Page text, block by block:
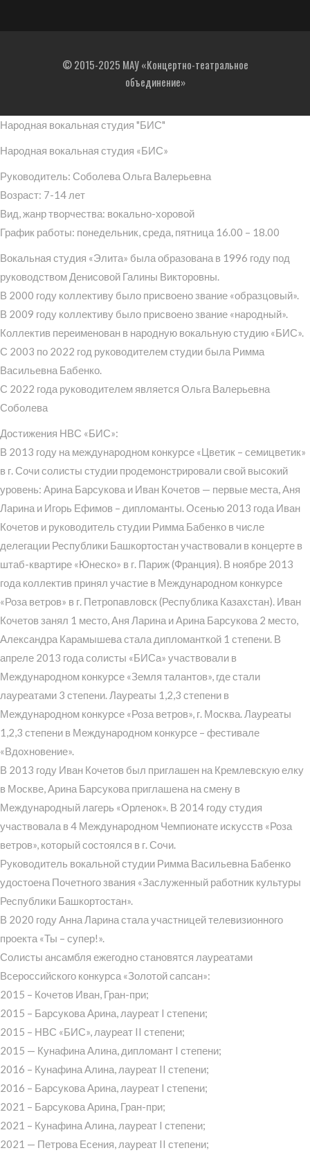
© 2015-2025 МАУ «Концертно-театральное
объединение»
Народная вокальная студия "БИС"
Народная вокальная студия «БИС»
Руководитель: Соболева Ольга Валерьевна
Возраст: 7-14 лет
Вид, жанр творчества: вокально-хоровой
График работы: понедельник, среда, пятница 16.00 – 18.00
Вокальная студия «Элита» была образована в 1996 году под
руководством Денисовой Галины Викторовны.
В 2000 году коллективу было присвоено звание «образцовый».
В 2009 году коллективу было присвоено звание «народный».
Коллектив переименован в народную вокальную студию «БИС».
С 2003 по 2022 год руководителем студии была Римма
Васильевна Бабенко.
С 2022 года руководителем является Ольга Валерьевна
Соболева
Достижения НВС «БИС»:
В 2013 году на международном конкурсе «Цветик – семицветик»
в г. Сочи солисты студии продемонстрировали свой высокий
уровень: Арина Барсукова и Иван Кочетов — первые места, Аня
Ларина и Игорь Ефимов – дипломанты. Осенью 2013 года Иван
Кочетов и руководитель студии Римма Бабенко в числе
делегации Республики Башкортостан участвовали в концерте в
штаб-квартире «Юнеско» в г. Париж (Франция). В ноябре 2013
года коллектив принял участие в Международном конкурсе
«Роза ветров» в г. Петропавловск (Республика Казахстан). Иван
Кочетов занял 1 место, Аня Ларина и Арина Барсукова 2 место,
Александра Карамышева стала дипломанткой 1 степени. В
апреле 2013 года солисты «БИСа» участвовали в
Международном конкурсе «Земля талантов», где стали
лауреатами 3 степени. Лауреаты 1,2,3 степени в
Международном конкурсе «Роза ветров», г. Москва. Лауреаты
1,2,3 степени в Международном конкурсе – фестивале
«Вдохновение».
В 2013 году Иван Кочетов был приглашен на Кремлевскую елку
в Москве, Арина Барсукова приглашена на смену в
Международный лагерь «Орленок». В 2014 году студия
участвовала в 4 Международном Чемпионате искусств «Роза
ветров», который состоялся в г. Сочи.
Руководитель вокальной студии Римма Васильевна Бабенко
удостоена Почетного звания «Заслуженный работник культуры
Республики Башкортостан».
В 2020 году Анна Ларина стала участницей телевизионного
проекта «Ты – супер!».
Солисты ансамбля ежегодно становятся лауреатами
Всероссийского конкурса «Золотой сапсан»:
2015 – Кочетов Иван, Гран-при;
2015 – Барсукова Арина, лауреат I степени;
2015 – НВС «БИС», лауреат II степени;
2015 — Кунафина Алина, дипломант I степени;
2016 – Кунафина Алина, лауреат II степени;
2016 – Барсукова Арина, лауреат I степени;
2021 – Барсукова Арина, Гран-при;
2021 – Кунафина Алина, лауреат I степени;
2021 — Петрова Есения, лауреат II степени;